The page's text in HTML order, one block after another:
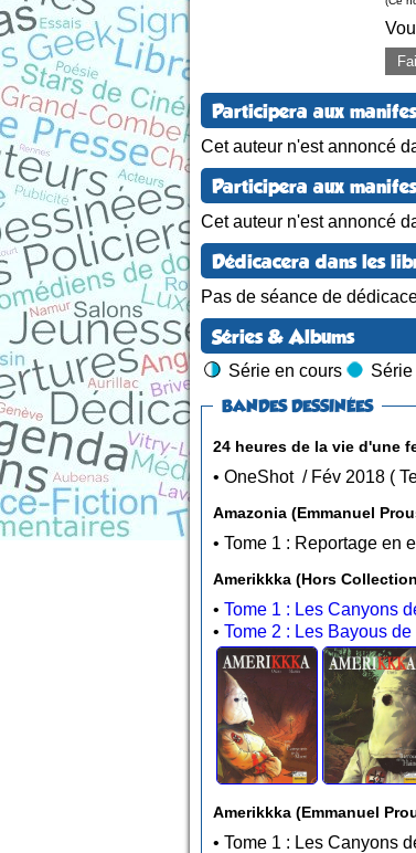
Participera aux
Cet auteur n'est annoncé
Participera aux
Cet auteur n'est annoncé
Dédicacera dans les
Pas de séance de
Séries & Albums
Série en cours
BANDES DESSINÉES
24 heures de la vie d'une
•
Amazonia (Emmanuel
Amerikkka (Hors
• Tome 1 : Les Canyons
• Tome 2 : Les Bayous
Amerikkka (Emmanuel